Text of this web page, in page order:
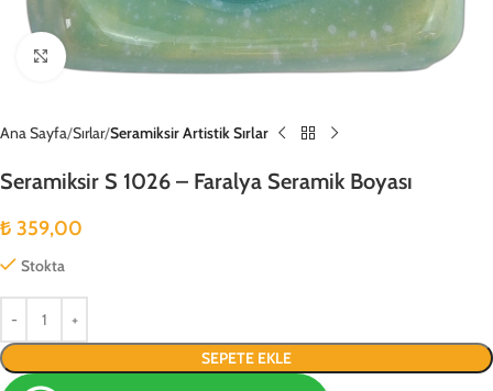
Büyütmek için tıklayın
Ana Sayfa Sırlar Seramiksir Artistik Sırlar
Seramiksir S 1026 – Faralya Seramik Boyası
₺ 359,00
Stokta
SEPETE EKLE